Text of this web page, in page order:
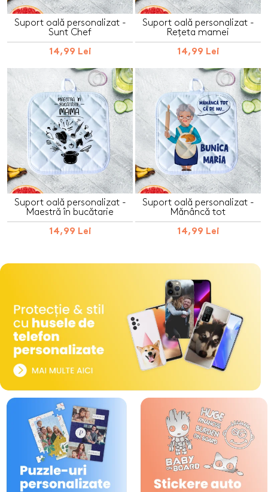
Suport oală personalizat -
Sunt Chef
14,99 Lei
Suport oală personalizat -
Rețeta mamei
14,99 Lei
Suport oală personalizat -
Maestră în bucătarie
14,99 Lei
Suport oală personalizat -
Mănâncă tot
14,99 Lei